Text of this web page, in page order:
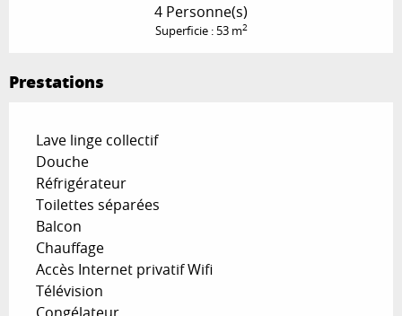
4 Personne(s)
Superficie : 53 m2
Prestations
Lave linge collectif
Douche
Réfrigérateur
Toilettes séparées
Balcon
Chauffage
Accès Internet privatif Wifi
Télévision